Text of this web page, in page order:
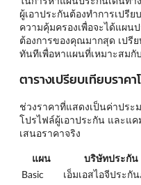
ผู้เอาประกันต้องทำการเปรี
ความคุ้มครองเพื่อจะได้แผน
ต้องการของคุณมากสุด เปรี
ทันทีเพื่อหาแผนที่เหมาะสม
ตารางเปรียบเทียบราค
ช่วงราคาที่แสดงเป็นค่าปร
โปรไฟล์ผู้เอาประกัน และแ
เสนอราคาจริง
แผน บริษัทประกัน
Basic
เอ็มเอสไอจีประกั